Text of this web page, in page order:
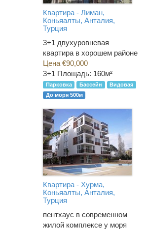
Квартира - Лиман,
Коньяалты, Анталия,
Турция
3+1 двухуровневая
квартира в хорошем районе
Цена €90,000
3+1 Площадь: 160м²
Парковка Бассейн
Видовая
До моря 500м
Квартира - Хурма,
Коньяалты, Анталия,
Турция
пентхаус в современном
жилой комплексе у моря